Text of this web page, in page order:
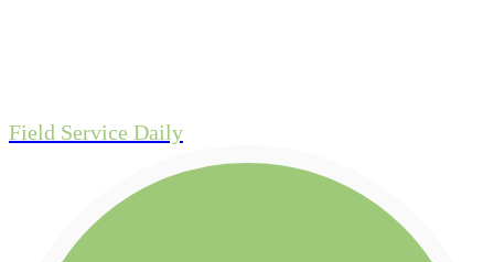
Field Service Daily